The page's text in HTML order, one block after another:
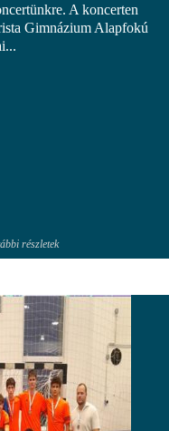
A koncerten
Gimnázium Alapfokú
részletek